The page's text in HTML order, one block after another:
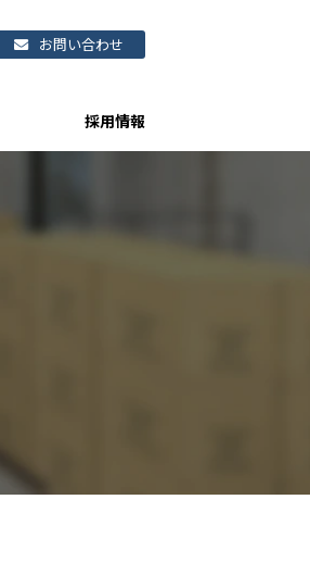
お問い合わせ
採用情報